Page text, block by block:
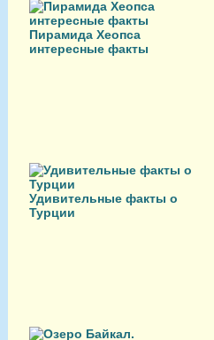
Пирамида Хеопса
интересные факты
Удивительные факты о
Турции